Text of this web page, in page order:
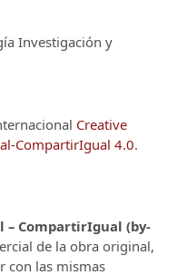
Investigación y
Creative
CompartirIgual 4.0.
– CompartirIgual (by-
de la obra original,
con las mismas